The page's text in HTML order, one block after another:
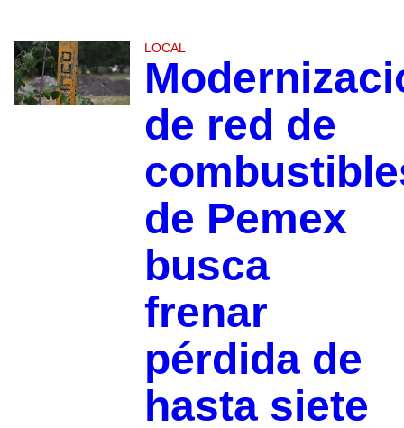
LOCAL
de red de
de Pemex
busca
frenar
pérdida de
hasta siete